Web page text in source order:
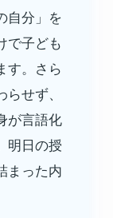
自分」を
で子ども
す。さら
せず、
が言語化
明日の授
まった内